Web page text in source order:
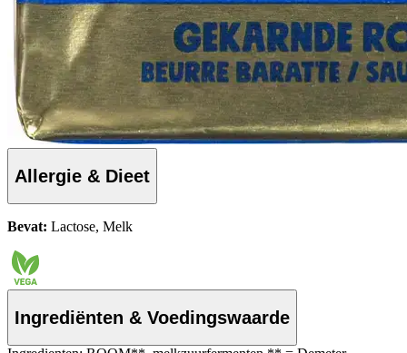
Allergie & Dieet
Bevat: Lactose, Melk
Ingrediënten & Voedingswaarde